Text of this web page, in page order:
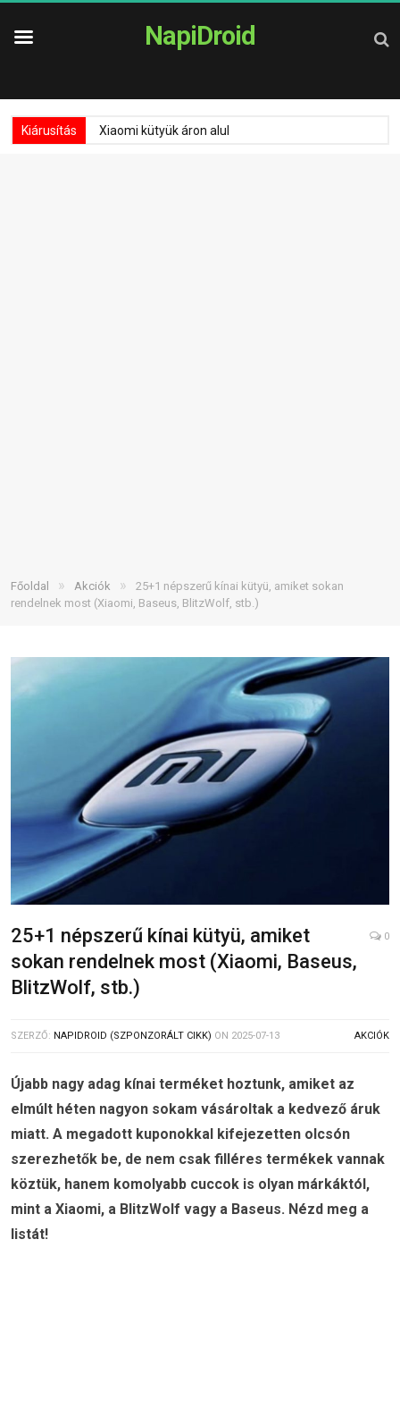
NapiDroid
Kiárusítás Xiaomi kütyük áron alul
Főoldal » Akciók »
25+1 népszerű kínai kütyü, amiket sokan
rendelnek most (Xiaomi, Baseus, BlitzWolf, stb.)
25+1 népszerű kínai kütyü, amiket
sokan rendelnek most (Xiaomi, Baseus,
BlitzWolf, stb.)
0
SZERZŐ: NAPIDROID (SZPONZORÁLT CIKK) ON 2025-07-13 AKCIÓK
Újabb nagy adag kínai terméket hoztunk, amiket az
elmúlt héten nagyon sokam vásároltak a kedvező áruk
miatt. A megadott kuponokkal kifejezetten olcsón
szerezhetők be, de nem csak filléres termékek vannak
köztük, hanem komolyabb cuccok is olyan márkáktól,
mint a Xiaomi, a BlitzWolf vagy a Baseus. Nézd meg a
listát!